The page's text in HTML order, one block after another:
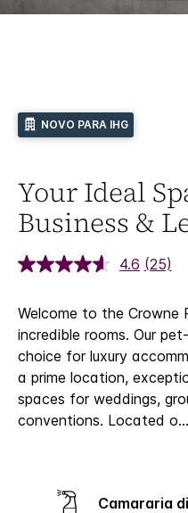
NOVO PARA IHG
Your Ideal
Business &
4.6 (25)
Welcome to the Crowne
incredible rooms. Our
choice for luxury
a prime location,
spaces for weddings,
conventions. Located o...
Camararia